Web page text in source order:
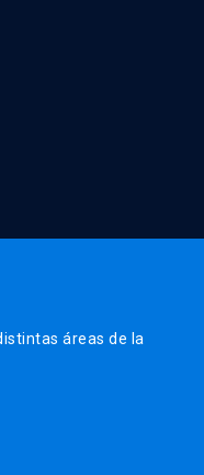
áreas de la